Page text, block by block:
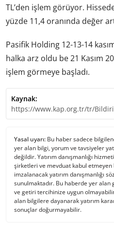
TL’den işlem görüyor.
yüzde 11,4 oranında değer
Pasifik Holding 12-13-14
halka arz oldu be 21 Kasım
işlem görmeye başladı.
Kaynak:
https://www.kap.org.tr/tr/
Yasal uyarı: Bu haber sadece
yer alan bilgi, yorum ve tavsiyeler
değildir. Yatırım danışmanlığı
şirketleri ve mevduat kabul
imzalanacak yatırım danışmanlığı
sunulmaktadır. Bu haberde yer
ve getiri tercihinize uygun
alan bilgilere dayanarak yatırım
sonuçlar doğurmayabilir.